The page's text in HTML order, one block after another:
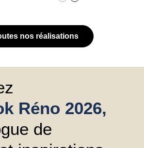
nos réalisations
Réno 2026,
de